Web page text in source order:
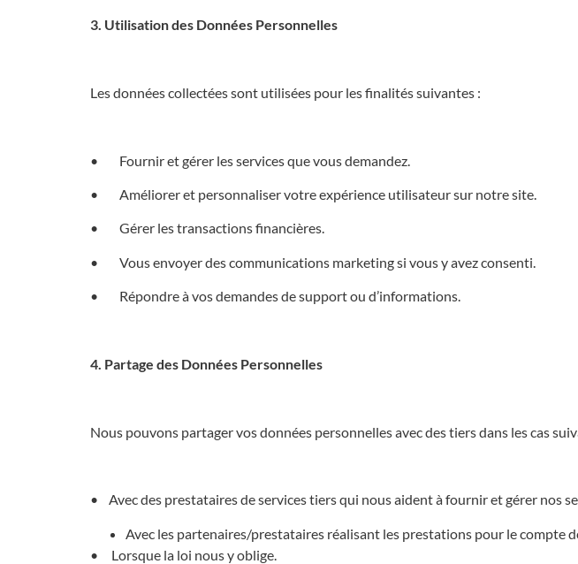
3. Utilisation des Données Personnelles
Les données collectées sont utilisées pour les finalités suivantes :
• Fournir et gérer les services que vous demandez.
• Améliorer et personnaliser votre expérience utilisateur sur notre site.
• Gérer les transactions financières.
• Vous envoyer des communications marketing si vous y avez consenti.
• Répondre à vos demandes de support ou d’informations.
4. Partage des Données Personnelles
Nous pouvons partager vos données personnelles avec des tiers dans les cas
• Avec des prestataires de services tiers qui nous aident à fournir et gérer nos
Avec les partenaires/prestataires réalisant les prestations pour le compte
• Lorsque la loi nous y oblige.